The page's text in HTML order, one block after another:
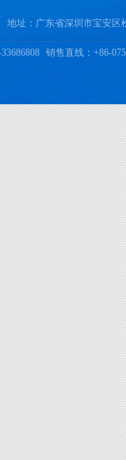
地址：广东省深圳市宝安区
33686808 销售直线：+86-